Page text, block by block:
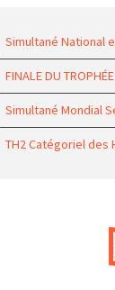
Simultané National
FINALE DU
Simultané Mondial
TH2 Catégoriel des